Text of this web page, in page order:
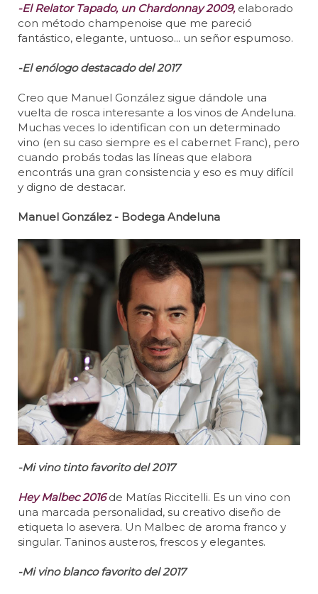
-El Relator Tapado, un Chardonnay 2009,elaborado
con método champenoise que me pareció
fantástico, elegante, untuoso... un señor espumoso.
-El enólogo destacado del 2017
Creo que Manuel González sigue dándole una
vuelta de rosca interesante a los vinos de Andeluna.
Muchas veces lo identifican con un determinado
vino (en su caso siempre es el cabernet Franc), pero
cuando probás todas las líneas que elabora
encontrás una gran consistencia y eso es muy difícil
y digno de destacar.
Manuel González - Bodega Andeluna
-Mi vino tinto favorito del 2017
Hey Malbec 2016de Matías Riccitelli. Es un vino con
una marcada personalidad, su creativo diseño de
etiqueta lo asevera. Un Malbec de aroma franco y
singular. Taninos austeros, frescos y elegantes.
-Mi vino blanco favorito del 2017